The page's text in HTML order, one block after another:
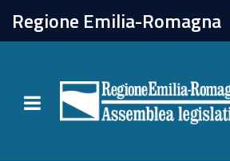
Regione Emilia-Romagna
Toggle navigation
chiudi
Catalogo online